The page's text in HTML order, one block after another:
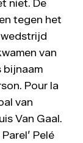
niet. De
tegen het
van
bijnaam
Pour la
van
Van Gaal.
Pelé